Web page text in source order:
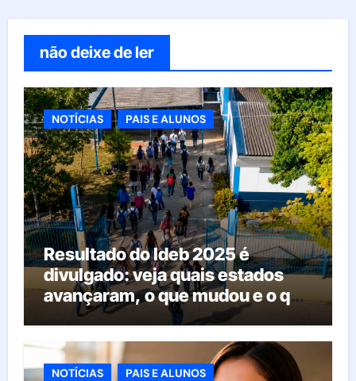
não deixe de ler
NOTÍCIAS PAIS E ALUNOS
Resultado do Ideb 2025 é
divulgado: veja quais estados
avançaram, o que mudou e o que
esperar da educação brasileira
NOTÍCIAS PAIS E ALUNOS